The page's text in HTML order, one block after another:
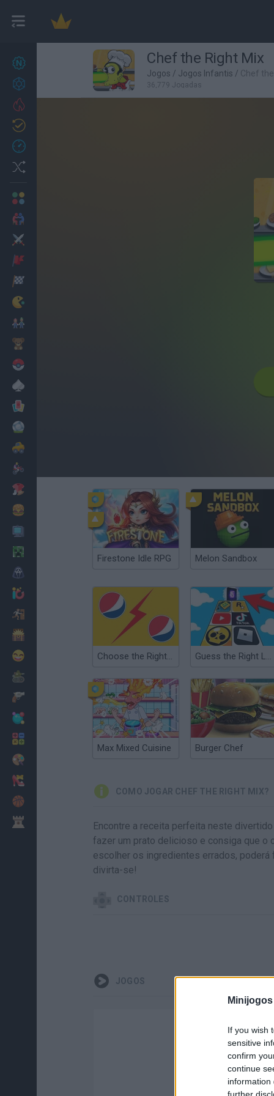
Minijogos
If you wish
sensitive
confirm
continue
information
further
27 Chef the Right Mix
Jogos / Jogos Infantis / Chef
36,779 Jogadas
Firestone Idle RPG Melon Sandbox
Choose the Right Logo Guess the Right Logo
Max Mixed Cuisine Burger Chef
COMO JOGAR CHEF THE RIGHT MIX?
Encontre a receita perfeita neste
fazer um prato delicioso e consiga que o
escolher os ingredientes errados,
divirta-se!
CONTROLES
JOGOS